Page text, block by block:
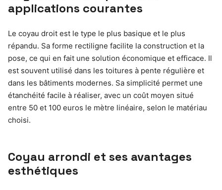
applications courantes
Le coyau droit est le type le plus basique et le plus
répandu. Sa forme rectiligne facilite la construction et la
pose, ce qui en fait une solution économique et efficace. Il
est souvent utilisé dans les toitures à pente régulière et
dans les bâtiments modernes. Sa simplicité permet une
étanchéité facile à réaliser, avec un coût moyen situé
entre 50 et 100 euros le mètre linéaire, selon le matériau
choisi.
Coyau arrondi et ses avantages
esthétiques